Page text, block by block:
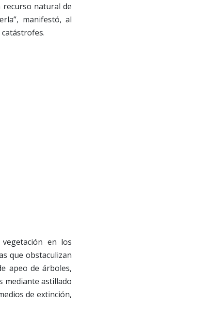
recurso natural de
manifestó, al
en los
que obstaculizan
apeo de árboles,
mediante astillado
de extinción,